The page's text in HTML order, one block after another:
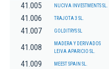
41.005 NUCIVA INVESTMENTS SL.
41.006 TRAJOTA 3 SL.
41.007 GOLDITRYS SL
41.008
MADERA Y DERIVADOS
LEIVA APARICIO SL.
41.009 MEEST SPAIN SL.